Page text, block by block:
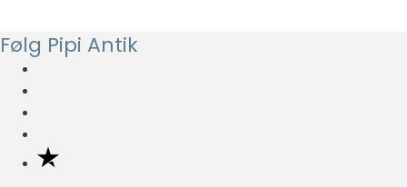
Følg Pipi Antik
nægter disse
cookies,
hjemmesiden.